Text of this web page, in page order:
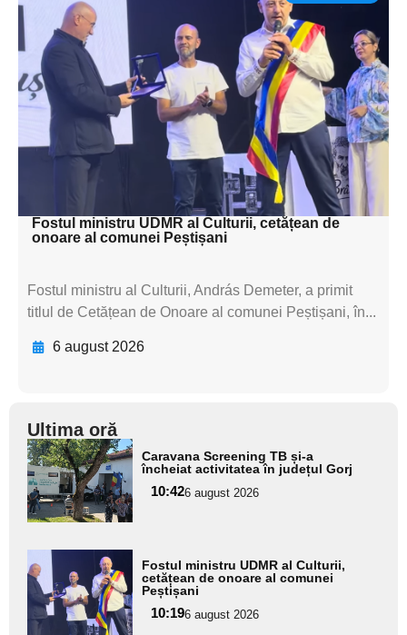
Adaugă aici textul pentru
subtitluAdaugă aici
textul pentru
subtitluAdaugă aici
textul pentru
subtitluAdaugă aici
textul pentru subti
Fostul ministru UDMR al Culturii, cetățean de
onoare al comunei Peștișani
Fostul ministru al Culturii, András Demeter, a primit
titlul de Cetățean de Onoare al comunei Peștișani, în...
6 august 2026
Ultima oră
Adaugă
aici textul
pentru
subtitlu
Caravana Screening TB și-a
încheiat activitatea în județul Gorj
10:426 august 2026
Adaugă
aici textul
pentru
subtitlu
Fostul ministru UDMR al Culturii,
cetățean de onoare al comunei
Peștișani
10:196 august 2026